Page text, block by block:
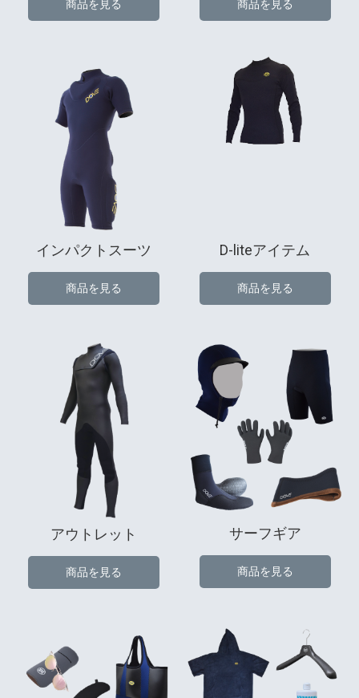
商品を見る 商品を見る
インパクトスーツ
商品を見る
D-liteアイテム
商品を見る
アウトレット
商品を見る
サーフギア
商品を見る